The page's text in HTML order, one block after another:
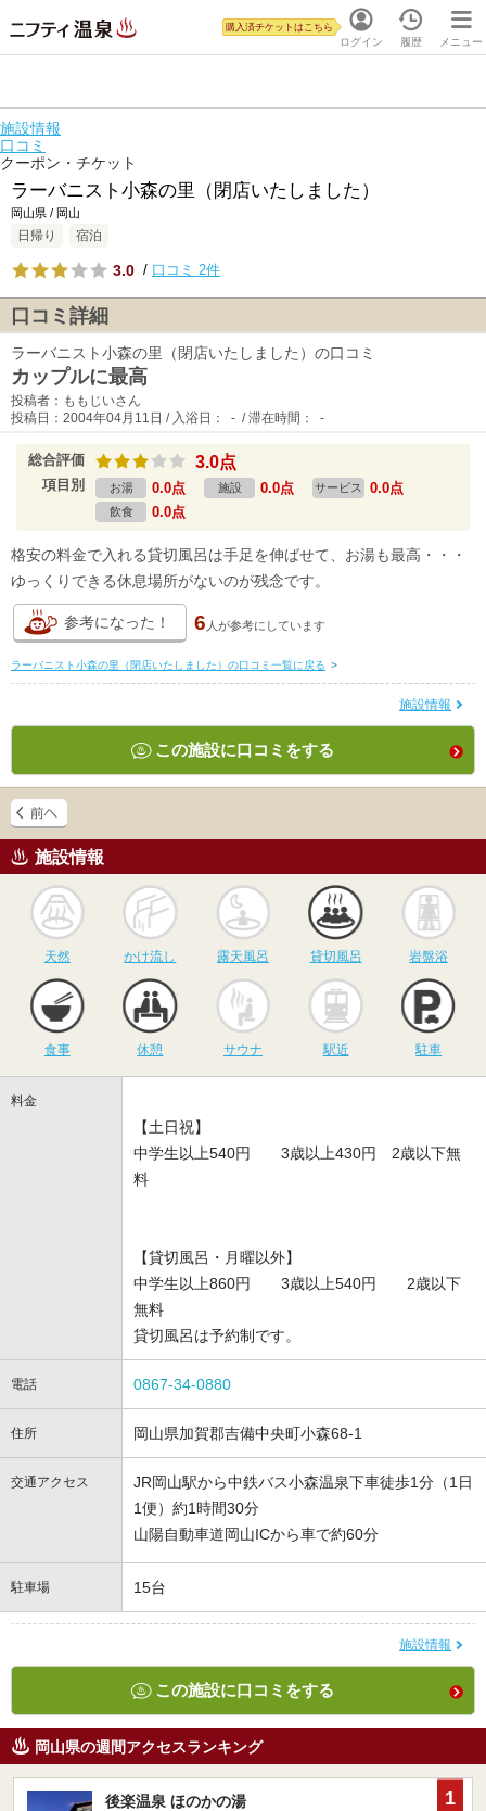
ログイン
購入済チケットはこちら
履歴 メニュー
施設情報
口コミ
クーポン・チケット
ラーバニスト小森の里（閉店いたしました）
岡山県 / 岡山
日帰り 宿泊
3.0 / 口コミ 2件
口コミ詳細
ラーバニスト小森の里（閉店いたしました）の口コミ
カップルに最高
投稿者：ももじいさん
投稿日：2004年04月11日 / 入浴日： - / 滞在時間： -
総合評価 3.0点
項目別 お湯 0.0点 施設 0.0点 サービス 0.0点
飲食 0.0点
格安の料金で入れる貸切風呂は手足を伸ばせて、お湯も最高・・・
ゆっくりできる休息場所がないのが残念です。
参考になった！ 6 人が参考にしています
ラーバニスト小森の里（閉店いたしました）の口コミ一覧に戻る >
施設情報
この施設に口コミをする
施設情報
天然
かけ流し
かけ流し
露天風呂
露天風呂
貸切風呂
貸切風呂 岩盤浴
食事 休憩
サウナ
サウナ 駅近 駐車
料金
【土日祝】
中学生以上540円 3歳以上430円 2歳以下無
料
【貸切風呂・月曜以外】
中学生以上860円 3歳以上540円 2歳以下
無料
貸切風呂は予約制です。
電話 0867-34-0880
住所 岡山県加賀郡吉備中央町小森68-1
交通アクセス
JR岡山駅から中鉄バス小森温泉下車徒歩1分（1日
1便）約1時間30分
山陽自動車道岡山ICから車で約60分
駐車場 15台
施設情報
この施設に口コミをする
岡山県の週間アクセスランキング
後楽温泉 ほのかの湯
1